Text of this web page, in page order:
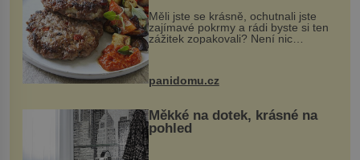
Měli jste se krásně, ochutnali jste
zajímavé pokrmy a rádi byste si ten
zážitek zopakovali? Není nic
snazšího. Pljeskavica (10 porcí)
Možná jste ji ochutnali na dovolené v
panidomu.cz
Měkké na dotek, krásné na
pohled